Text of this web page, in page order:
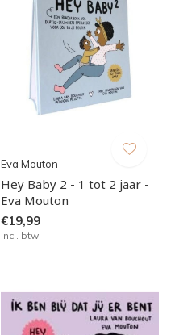
Eva Mouton
Hey Baby 2 - 1 tot 2 jaar -
Eva Mouton
€19,99
Incl. btw